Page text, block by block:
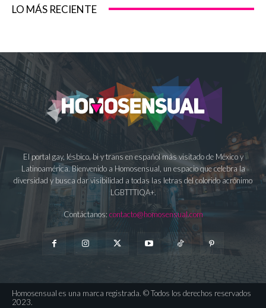
LO MÁS RECIENTE
El portal gay, lésbico, bi y trans en español más visitado de México y
Latinoamérica. Bienvenido a Homosensual, un espacio que celebra la
diversidad y busca dar visibilidad a todas las letras del colorido acrónimo
LGBTTTIQA+.
Contáctanos: contacto@homosensual.com
Homosensual es una marca registrada. © Todos los derechos reservados
2023.